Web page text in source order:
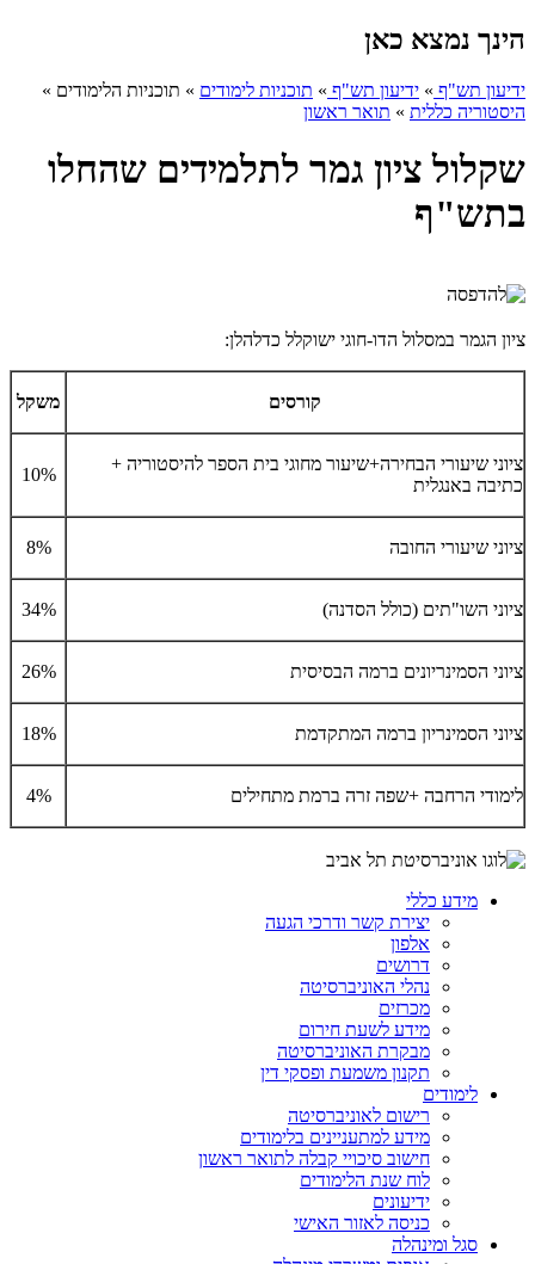
הינך נמצא כאן
ידיעון תש"ף » ידיעון תש"ף » תוכניות לימודים » תוכניות הלימודים »
היסטוריה כללית » תואר ראשון
שקלול ציון גמר לתלמידים שהחלו
בתש"ף
ציון הגמר במסלול הדו-חוגי ישוקלל כדלהלן:
קורסים משקל
ציוני שיעורי הבחירה+שיעור מחוגי בית הספר להיסטוריה +
כתיבה באנגלית
10%
ציוני שיעורי החובה 8%
ציוני השו"תים (כולל הסדנה) 34%
ציוני הסמינריונים ברמה הבסיסית 26%
ציוני הסמינריון ברמה המתקדמת 18%
לימודי הרחבה +שפה זרה ברמת מתחילים 4%
מידע כללי
יצירת קשר ודרכי הגעה
אלפון
דרושים
נהלי האוניברסיטה
מכרזים
מידע לשעת חירום
מבקרת האוניברסיטה
תקנון משמעת ופסקי דין
לימודים
רישום לאוניברסיטה
מידע למתעניינים בלימודים
חישוב סיכויי קבלה לתואר ראשון
לוח שנת הלימודים
ידיעונים
כניסה לאזור האישי
סגל ומינהלה